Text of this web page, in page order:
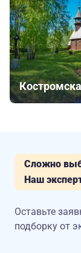
Сложно
Наш
Оставьте
подборку от